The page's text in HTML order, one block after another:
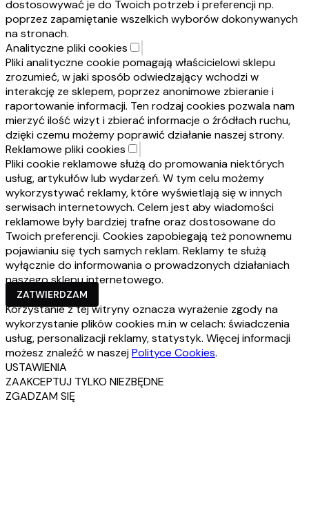
dostosowywać je do Twoich potrzeb i preferencji np.
poprzez zapamiętanie wszelkich wyborów dokonywanych
na stronach.
Analityczne pliki cookies
Pliki analityczne cookie pomagają właścicielowi sklepu
zrozumieć, w jaki sposób odwiedzający wchodzi w
interakcję ze sklepem, poprzez anonimowe zbieranie i
raportowanie informacji. Ten rodzaj cookies pozwala nam
mierzyć ilość wizyt i zbierać informacje o źródłach ruchu,
dzięki czemu możemy poprawić działanie naszej strony.
Reklamowe pliki cookies
Pliki cookie reklamowe służą do promowania niektórych
usług, artykułów lub wydarzeń. W tym celu możemy
wykorzystywać reklamy, które wyświetlają się w innych
serwisach internetowych. Celem jest aby wiadomości
reklamowe były bardziej trafne oraz dostosowane do
Twoich preferencji. Cookies zapobiegają też ponownemu
pojawianiu się tych samych reklam. Reklamy te służą
wyłącznie do informowania o prowadzonych działaniach
naszego sklepu internetowego.
ZATWIERDZAM
Korzystanie z tej witryny oznacza wyrażenie zgody na
wykorzystanie plików cookies m.in w celach: świadczenia
usług, personalizacji reklamy, statystyk. Więcej informacji
możesz znaleźć w naszejPolityce Cookies.
USTAWIENIA
ZAAKCEPTUJ TYLKO NIEZBĘDNE
ZGADZAM SIĘ